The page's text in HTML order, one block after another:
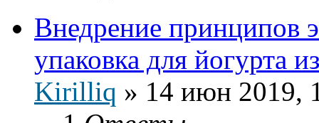
Внедрение принципов
упаковка для йогурта
Kirilliq » 14 июн 2019,